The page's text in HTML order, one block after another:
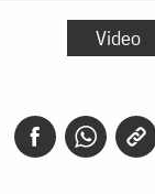
Video